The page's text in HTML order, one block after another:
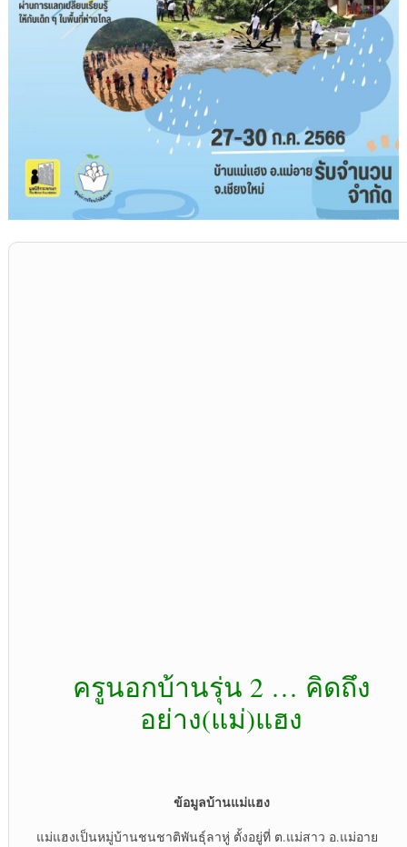
ครูนอกบ้านรุ่น 2 … คิดถึง
อย่าง(แม่)แฮง
ข้อมูลบ้านแม่แฮง
แม่แฮงเป็นหมู่บ้านชนชาติพันธุ์ลาหู่ ตั้งอยู่ที่ ต.แม่สาว อ.แม่อาย